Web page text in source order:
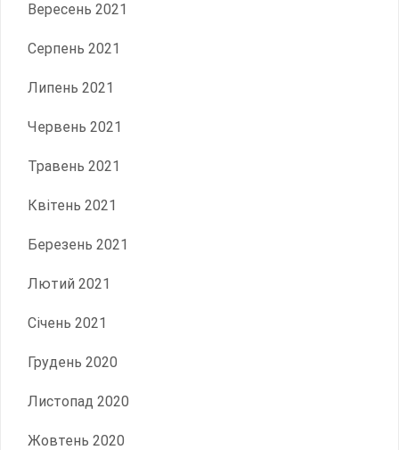
Вересень 2021
Серпень 2021
Липень 2021
Червень 2021
Травень 2021
Квітень 2021
Березень 2021
Лютий 2021
Січень 2021
Грудень 2020
Листопад 2020
Жовтень 2020